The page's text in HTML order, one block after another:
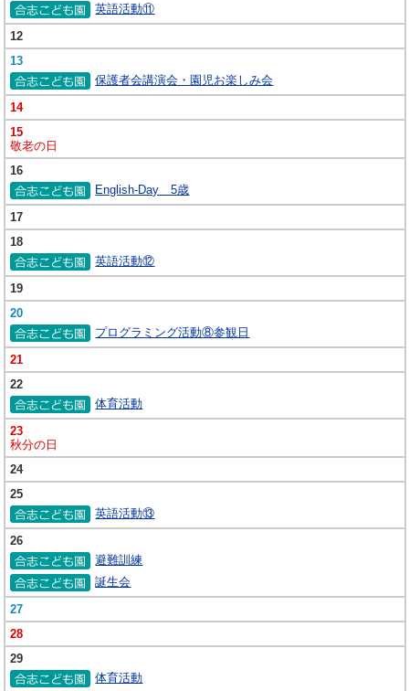
英語活動⑪
12
13
保護者会講演会・園児お楽しみ会
14
15
敬老の日
16
English-Day 5歳
17
18
英語活動⑫
19
20
プログラミング活動⑧参観日
21
22
体育活動
23
秋分の日
24
25
英語活動⑬
26
避難訓練
誕生会
27
28
29
体育活動